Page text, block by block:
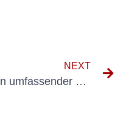
NEXT
Ein umfassender Leitfaden zur Prüfung Flurförderzeuge: Was Sie wissen müssen